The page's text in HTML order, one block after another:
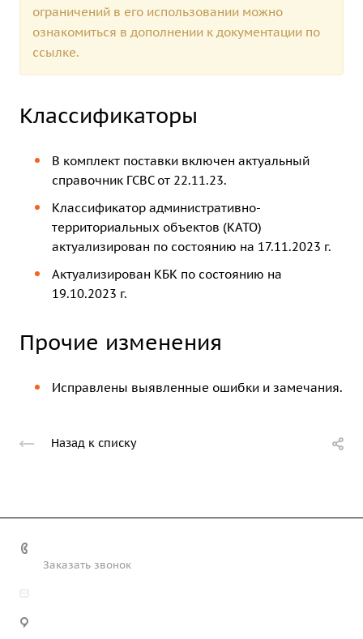
ограничений в его использовании можно
ознакомиться в дополнении к документации по
ссылке.
Классификаторы
В комплект поставки включен актуальный
справочник ГСВС от 22.11.23.
Классификатор административно-
территориальных объектов (КАТО)
актуализирован по состоянию на 17.11.2023 г.
Актуализирован КБК по состоянию на
19.10.2023 г.
Прочие изменения
Исправлены выявленные ошибки и замечания.
Назад к списку
Заказать звонок